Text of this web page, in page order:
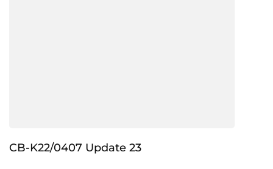
CB-K22/0407 Update 23